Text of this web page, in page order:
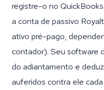
registre-o no
a conta de passivo
ativo pré-pago,
contador). Seu software
do adiantamento e
auferidos contra ele